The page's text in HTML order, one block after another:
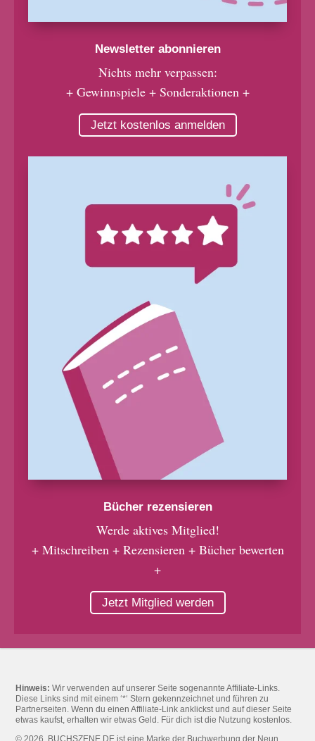
Newsletter abonnieren
Nichts mehr verpassen:
+ Gewinnspiele + Sonderaktionen +
Jetzt kostenlos anmelden
Bücher rezensieren
Werde aktives Mitglied!
+ Mitschreiben + Rezensieren + Bücher bewerten
+
Jetzt Mitglied werden
Hinweis: Wir verwenden auf unserer Seite sogenannte Affiliate-Links.
Diese Links sind mit einem ‘*‘ Stern gekennzeichnet und führen zu
Partnerseiten. Wenn du einen Affiliate-Link anklickst und auf dieser Seite
etwas kaufst, erhalten wir etwas Geld. Für dich ist die Nutzung kostenlos.